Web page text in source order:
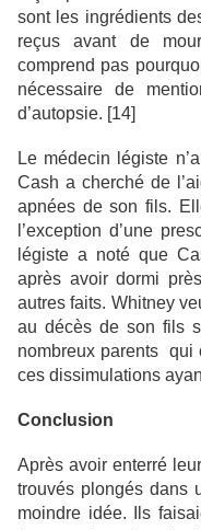
sont les ingrédients
reçus avant de
comprend pas
nécessaire de
d’autopsie. [14]
Le médecin légiste
Cash a cherché de
apnées de son fils.
l’exception d’une
légiste a noté que
après avoir dormi
autres faits. Whitney
au décès de son fils
nombreux parents qui
ces dissimulations
Conclusion
Après avoir enterré
trouvés plongés dans
moindre idée. Ils